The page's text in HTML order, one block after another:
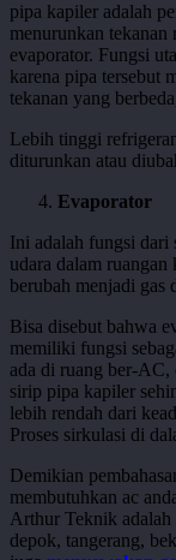
pipa kapiler adalah
menurunkan
evaporator. Fungsi
karena pipa tersebut
tekanan yang
Lebih tinggi
diturunkan atau
Evaporator
Ini adalah fungsi dari
udara dalam
berubah menjadi gas
Bisa disebut bahwa
memiliki fungsi
ada di ruang ber-AC,
sirip pipa kapiler
lebih rendah dari
Proses sirkulasi di
Demikian
membutuhkan ac
Arthur Teknik adalah
depok, tangerang,